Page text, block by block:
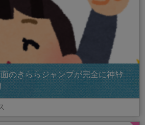
のきららジャンプが完全に神ｷﾀ